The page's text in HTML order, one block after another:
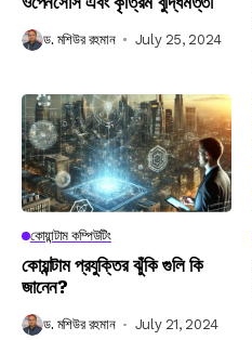
ড. মশিউর রহমান July 25, 2024
কোয়ান্টাম কম্পিউটিং
কোয়ান্টাম প্রযুক্তির ঝুঁকি গুলি কি
জানেন?
ড. মশিউর রহমান July 21, 2024